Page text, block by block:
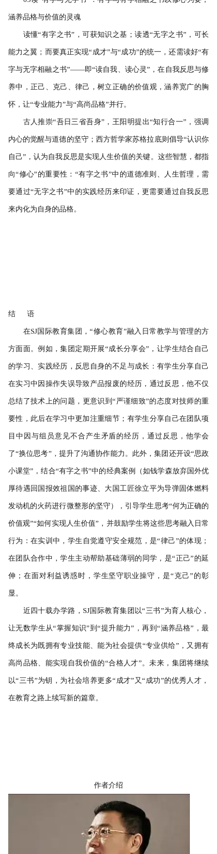
涵养品格与价值的灵魂
读懂“有字之书”，可获知识之基；读透“无字之书”，可长
能力之翼；而要真正实现“成才”与“成功”的统一，还需读好“有
字与无字相融之书”——即“读自我、读心灵”，在自我反思与修
养中，正己、克己、律己，树立正确的价值观，涵养宽广的胸
怀，让“专业能力”与“高尚品格”并行。
古人推崇“吾日三省吾身”，王阳明提出“知行合一”，强调
内心的觉醒与道德的坚守；西方哲学家苏格拉底则倡导“认识你
自己”，认为自我反思是实现人生价值的关键。这些智慧，都指
向“修心”的重要性：“有字之书”中的道德准则、人生哲理，需
要通过“无字之书”中的实践经历来印证，更需要通过自我反思
来内化为自身的品格。
结 语
在SJ国际教育集团，“修心教育”融入日常教学与管理的方
方面面。例如，集团定期开展“成长分享会”，让学生结合自己
的学习、实践经历，反思自身的不足与成长：有学生分享自己
在实习中因操作失误导致产品报废的经历，通过反思，他不仅
总结了技术上的问题，更意识到“严谨细致”的态度对技师的重
要性，此后在学习中更加注重细节；有学生分享自己在团队项
目中因与组员意见不合产生矛盾的经历，通过反思，他学会
了“换位思考”，提升了沟通协作能力。此外，集团还开设“思政
小课堂”，结合“有字之书”中的经典案例（如钱学森放弃国外优
厚待遇回国报效祖国的事迹、大国工匠徐立平为导弹固体燃料
发动机的火药进行微整形的坚守），引导学生思考“何为正确的
价值观”“如何实现人生价值”，并鼓励学生将这些思考融入日常
行为：在实训中，学生自觉遵守安全规范，是“律己”的体现；
在团队合作中，学生主动帮助基础薄弱的同学，是“正己”的延
伸；在面对利益诱惑时，学生坚守职业操守，是“克己”的彰
显。
近四十载办学路，SJ国际教育集团以“三书”为育人核心，
让无数学生从“掌握知识”到“提升能力”，再到“涵养品格”，最
终成长为既拥有专业技能、能为社会提供“专业供给”，又拥有
高尚品格、能实现自我价值的“合格人才”。未来，集团将继续
以“三书”为钥，为社会培养更多“成才”又“成功”的优秀人才，
在教育之路上续写新的篇章。
作者介绍